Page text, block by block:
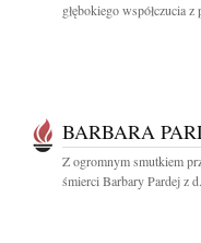
głębokiego współczucia
BARBARA
Z ogromnym smutkiem
śmierci Barbary Pardej z